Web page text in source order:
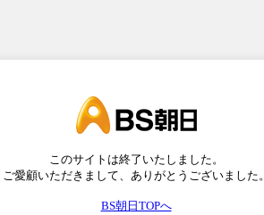
このサイトは終了いたしました。
ご愛顧いただきまして、ありがとうございました。
BS朝日TOPへ